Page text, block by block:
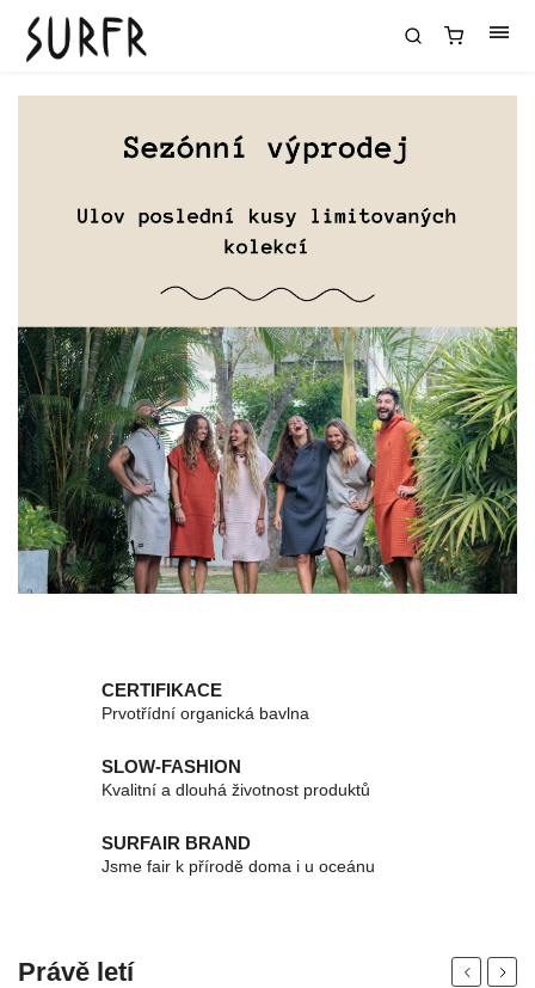
CERTIFIKACE
Prvotřídní organická bavlna
SLOW-FASHION
Kvalitní a dlouhá životnost produktů
SURFAIR BRAND
Jsme fair k přírodě doma i u oceánu
Právě letí Previous
Next